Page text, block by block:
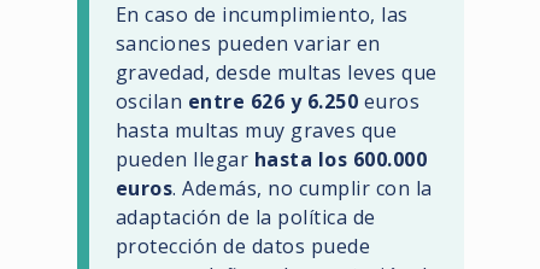
En caso de incumplimiento, las
sanciones pueden variar en
gravedad, desde multas leves que
oscilan entre 626 y 6.250 euros
hasta multas muy graves que
pueden llegar hasta los 600.000
euros. Además, no cumplir con la
adaptación de la política de
protección de datos puede